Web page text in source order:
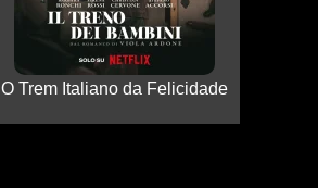
O Trem Italiano da Felicidade